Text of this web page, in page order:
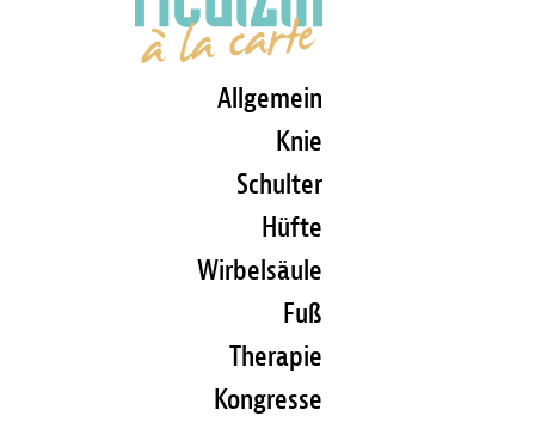
Allgemein
Knie
Schulter
Hüfte
Wirbelsäule
Fuß
Therapie
Kongresse